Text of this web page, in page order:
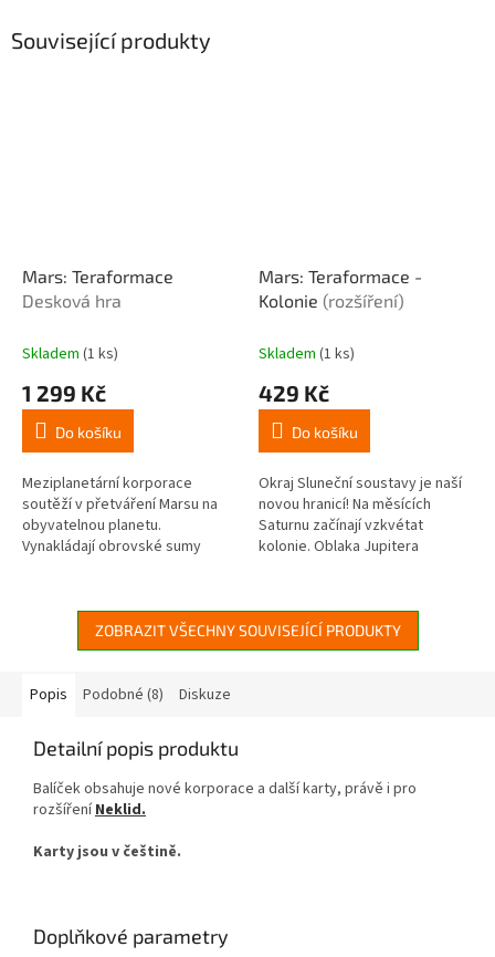
Související produkty
Mars: Teraformace
Desková hra
Skladem (1 ks)
1 299 Kč
Do košíku
Meziplanetární korporace
soutěží v přetváření Marsu na
obyvatelnou planetu.
Vynakládají obrovské sumy
teplotu, obsah...
Mars: Teraformace -
Kolonie (rozšíření)
Skladem (1 ks)
429 Kč
Do košíku
Okraj Sluneční soustavy je naší
novou hranicí! Na měsících
Saturnu začínají vzkvétat
kolonie. Oblaka Jupitera
užitek...
ZOBRAZIT VŠECHNY SOUVISEJÍCÍ PRODUKTY
Popis Podobné (8) Diskuze
Detailní popis produktu
Balíček obsahuje nové korporace a další karty, právě i pro
rozšířeníNeklid.
Karty jsou v češtině.
Doplňkové parametry